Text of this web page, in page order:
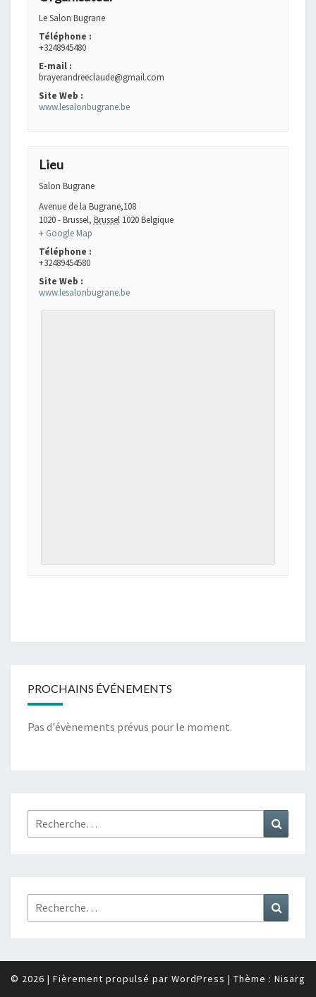
Le Salon Bugrane
Téléphone :
+3248945480
E-mail :
brayerandreeclaude@gmail.com
Site Web :
www.lesalonbugrane.be
Lieu
Salon Bugrane
Avenue de la Bugrane,108
1020 - Brussel, Brussel 1020Belgique
+ Google Map
Téléphone :
+32489454580
Site Web :
www.lesalonbugrane.be
PROCHAINS ÉVÉNEMENTS
Pas d'évènements prévus pour le moment.
Rechercher :
Rechercher :
© 2026 | Fièrement propulsé par WordPress | Thème : Nisarg